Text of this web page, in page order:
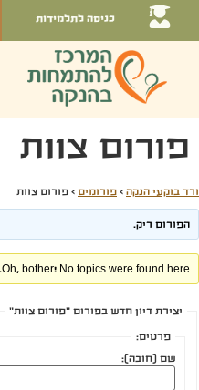
כניסה לתלמידות
פורום צוות
ורד בוקעי הנקה › פורומים › פורום צוות
הפורום ריק.
Oh, bother! No topics were found here.
יצירת דיון חדש בפורום "פורום צוות"
פרטים:
שם (חובה):